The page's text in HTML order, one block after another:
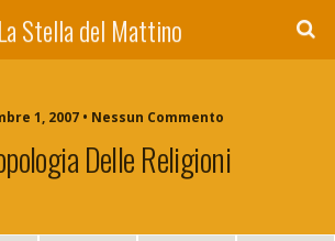
La Stella del Mattino
1, 2007 • Nessun Commento
Delle Religioni